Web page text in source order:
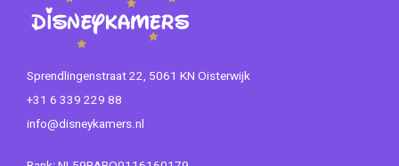
Sprendlingenstraat 22, 5061 KN Oisterwijk
+31 6 339 229 88
info@disneykamers.nl